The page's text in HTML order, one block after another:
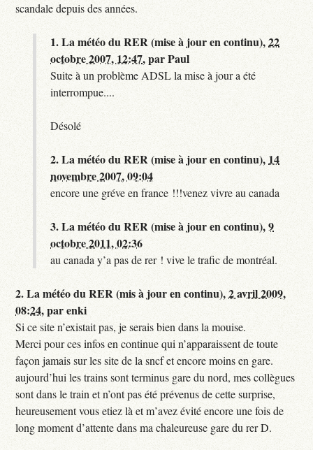
scandale depuis des années.
1.La météo du RER (mise à jour en continu),22
octobre 2007, 12:47,parPaul
Suite à un problème ADSL la mise à jour a été
interrompue....
Désolé
2.La météo du RER (mise à jour en continu), 14
novembre 2007, 09:04
encore une gréve en france !!!venez vivre au canada
3.La météo du RER (mise à jour en continu),9
octobre 2011, 02:36
au canada y’a pas de rer ! vive le trafic de montréal.
2.La météo du RER (mis à jour en continu),2 avril 2009,
08:24,parenki
Si ce site n’existait pas, je serais bien dans la mouise.
Merci pour ces infos en continue qui n’apparaissent de toute
façon jamais sur les site de la sncf et encore moins en gare.
aujourd’hui les trains sont terminus gare du nord, mes collègues
sont dans le train et n’ont pas été prévenus de cette surprise,
heureusement vous etiez là et m’avez évité encore une fois de
long moment d’attente dans ma chaleureuse gare du rer D.